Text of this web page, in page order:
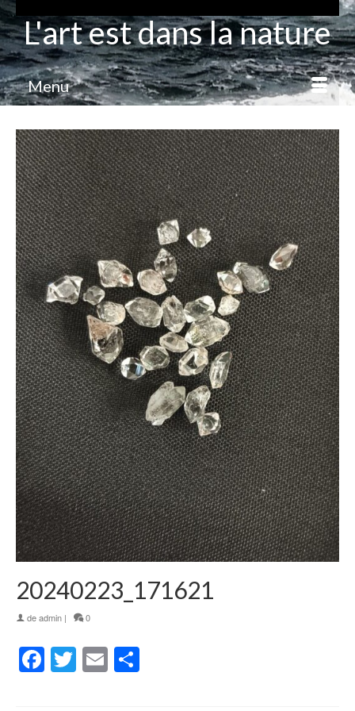
L'art est dans la nature
Menu
20240223_171621
deadmin | 0
Facebook
Twitter
Email